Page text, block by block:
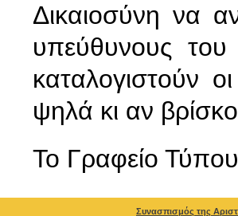
Δικαιοσύνη να
υπεύθυνους του
καταλογιστούν
ψηλά κι αν
To Γραφείο Τύπου
Συνασπισμός της